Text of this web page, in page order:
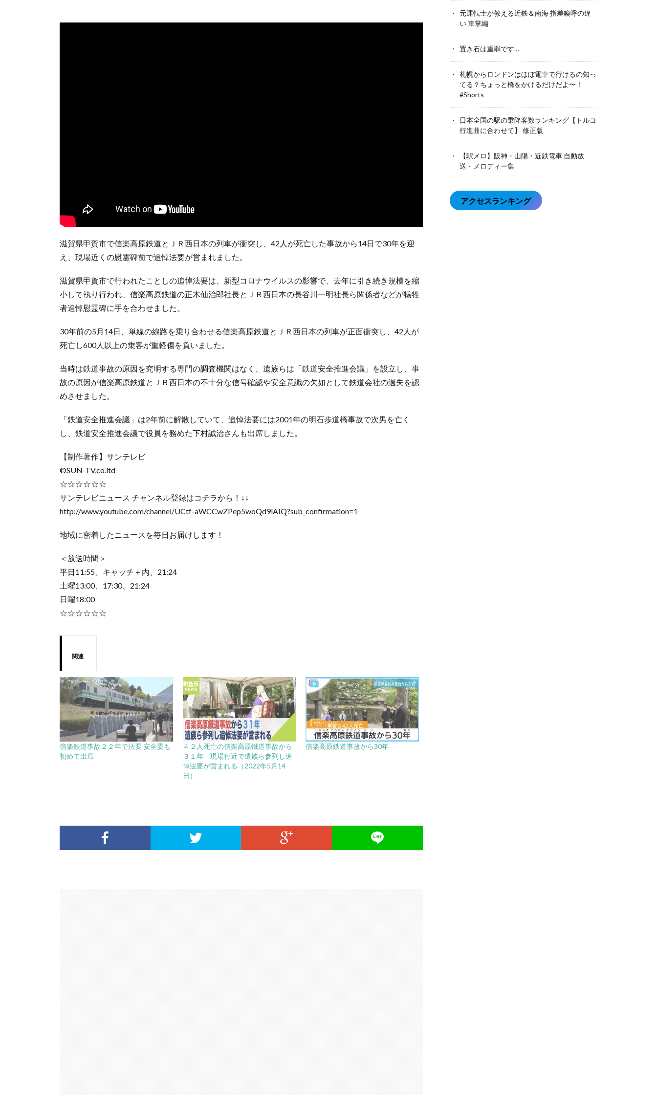
滋賀県甲賀市で信楽高原鉄道とＪＲ西日本の列車が衝突し、42人が死亡した事故から14日で30年を迎
え、現場近くの慰霊碑前で追悼法要が営まれました。
滋賀県甲賀市で行われたことしの追悼法要は、新型コロナウイルスの影響で、去年に引き続き規模を縮
小して執り行われ、信楽高原鉄道の正木仙治郎社長とＪＲ西日本の長谷川一明社長ら関係者などが犠牲
者追悼慰霊碑に手を合わせました。
30年前の5月14日、単線の線路を乗り合わせる信楽高原鉄道とＪＲ西日本の列車が正面衝突し、42人が
死亡し600人以上の乗客が重軽傷を負いました。
当時は鉄道事故の原因を究明する専門の調査機関はなく、遺族らは「鉄道安全推進会議」を設立し、事
故の原因が信楽高原鉄道とＪＲ西日本の不十分な信号確認や安全意識の欠如として鉄道会社の過失を認
めさせました。
「鉄道安全推進会議」は2年前に解散していて、追悼法要には2001年の明石歩道橋事故で次男を亡く
し、鉄道安全推進会議で役員を務めた下村誠治さんも出席しました。
【制作著作】サンテレビ
©SUN-TV,co.ltd
☆☆☆☆☆☆
サンテレビニュース チャンネル登録はコチラから！↓↓
http://www.youtube.com/channel/UCtf-aWCCwZPep5woQd9lAIQ?sub_confirmation=1
地域に密着したニュースを毎日お届けします！
＜放送時間＞
平日11:55、キャッチ＋内、21:24
土曜13:00、17:30、21:24
日曜18:00
☆☆☆☆☆☆
関連
信楽鉄道事故２２年で法要 安全委も
初めて出席
４２人死亡の信楽高原鐵道事故から
３１年 現場付近で遺族ら参列し追
悼法要が営まれる（2022年5月14
日）
信楽高原鉄道事故から30年
元運転士が教える近鉄＆南海 指差喚呼の違
い 車掌編
置き石は重罪です…
札幌からロンドンはほぼ電車で行けるの知っ
てる？ちょっと橋をかけるだけだよ〜！
#Shorts
日本全国の駅の乗降客数ランキング【トルコ
行進曲に合わせて】 修正版
【駅メロ】阪神・山陽・近鉄電車 自動放
送・メロディー集
アクセスランキング